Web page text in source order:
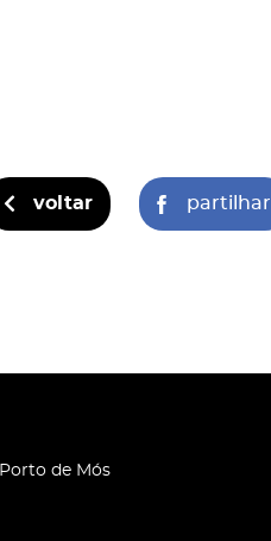
voltar partilhar
de Mós